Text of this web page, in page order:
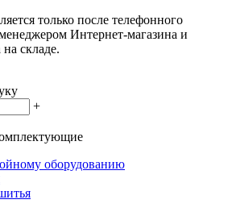
только после телефонного
Интернет-магазина и
складе.
+
оборудованию